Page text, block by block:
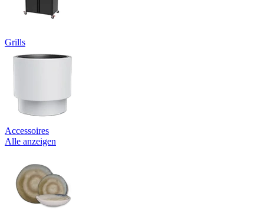
Grills
Accessoires
Alle anzeigen